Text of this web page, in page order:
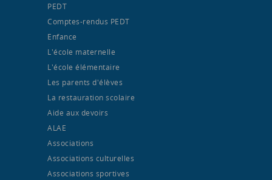
PEDT
Comptes-rendus PEDT
Enfance
L'école maternelle
L'école élémentaire
Les parents d'élèves
La restauration scolaire
Aide aux devoirs
ALAE
Associations
Associations culturelles
Associations sportives